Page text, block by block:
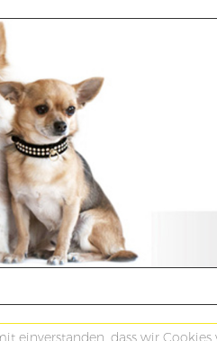
einverstanden, dass wir Cookies